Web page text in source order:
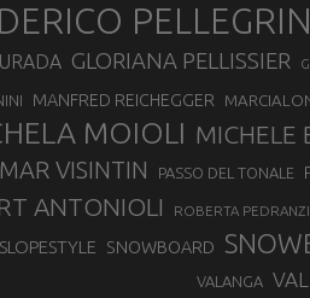
GLORIANA PELLISSIER
MANFRED REICHEGGER
MOIOLI MICHELE
VISINTIN PASSO DEL TONALE
ANTONIOLI ROBERTA
SLOPESTYLE SNOWBOARD
VALANGA